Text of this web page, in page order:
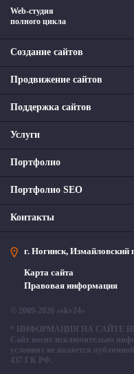
Web-студия
полного цикла
Создание сайтов
Продвижение сайтов
Поддержка сайтов
Услуги
Портфолио
Портфолио SEO
Контакты
г. Ногинск, ​Измайловский
Карта сайта
Правовая информация
© 2009-2026 «skv24»
* ИНФОРМАЦИЯ НА САЙТЕ
Cайт носит исключительно
условиях не является
437 ГК РФ.